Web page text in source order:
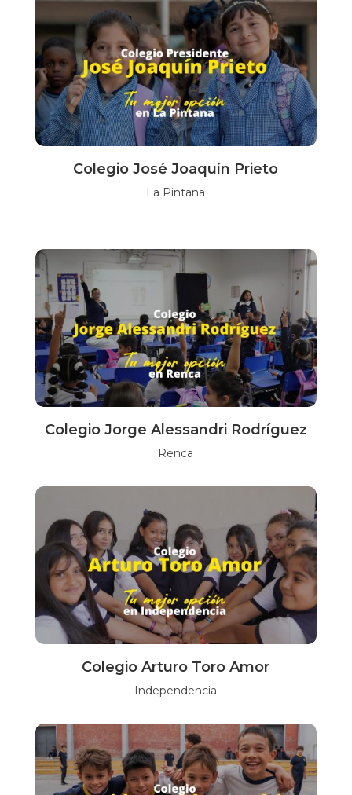
Colegio José Joaquín Prieto
La Pintana
Colegio Jorge Alessandri Rodríguez
Renca
Colegio Arturo Toro Amor
Independencia